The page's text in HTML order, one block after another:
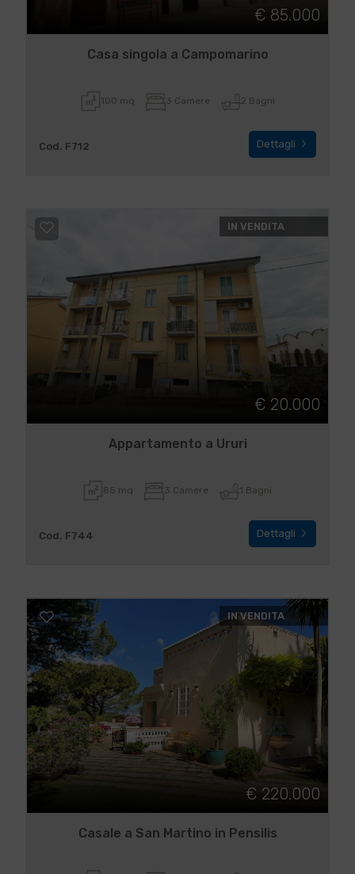
€ 85.000
Casa singola a Campomarino
100 mq 3 Camere 2 Bagni
Cod. F712 Dettagli
IN VENDITA
€ 20.000
Appartamento a Ururi
85 mq 3 Camere 1 Bagni
Cod. F744 Dettagli
IN VENDITA
€ 220.000
Casale a San Martino in Pensilis